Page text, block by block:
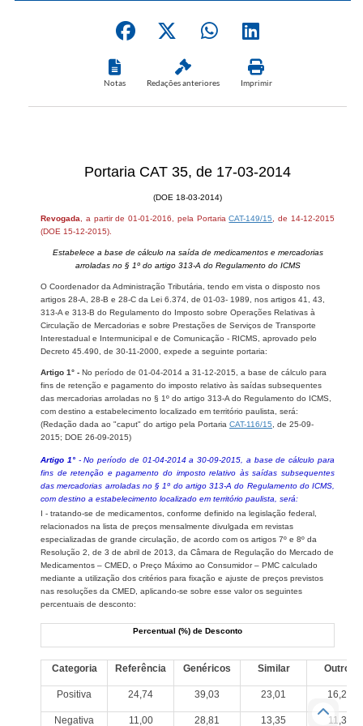
Notas Redações anteriores Imprimir
Portaria CAT 35, de 17-03-2014
(DOE 18-03-2014)
Revogada , a partir de 01-01-2016, pela PortariaCAT-149/15
, de 14-12-2015
(DOE 15-12-2015).
Estabelece a base de cálculo na saída de medicamentos e mercadorias
arroladas no § 1º do artigo 313-A do Regulamento do ICMS
O Coordenador da Administração Tributária, tendo em vista o disposto nos
artigos 28-A, 28-B e 28-C da Lei 6.374, de 01-03- 1989, nos artigos 41, 43,
313-A e 313-B do Regulamento do Imposto sobre Operações Relativas à
Circulação de Mercadorias e sobre Prestações de Serviços de Transporte
Interestadual e Intermunicipal e de Comunicação - RICMS, aprovado pelo
Decreto 45.490, de 30-11-2000, expede a seguinte portaria:
Artigo 1° - No período de 01-04-2014 a 31-12-2015, a base de cálculo para
fins de retenção e pagamento do imposto relativo às saídas subsequentes
das mercadorias arroladas no § 1º do artigo 313-A do Regulamento do ICMS,
com destino a estabelecimento localizado em território paulista, será:
(Redação dada ao "caput" do artigo pela Portaria CAT-116/15 , de 25-09-
2015; DOE 26-09-2015)
Artigo 1° - No período de 01-04-2014 a 30-09-2015, a base de cálculo para
fins de retenção e pagamento do imposto relativo às saídas subsequentes
das mercadorias arroladas no § 1º do artigo 313-A do Regulamento do ICMS,
com destino a estabelecimento localizado em território paulista, será:
I - tratando-se de medicamentos, conforme definido na legislação federal,
relacionados na lista de preços mensalmente divulgada em revistas
especializadas de grande circulação, de acordo com os artigos 7º e 8º da
Resolução 2, de 3 de abril de 2013, da Câmara de Regulação do Mercado de
Medicamentos – CMED, o Preço Máximo ao Consumidor – PMC calculado
mediante a utilização dos critérios para fixação e ajuste de preços previstos
nas resoluções da CMED, aplicando-se sobre esse valor os seguintes
percentuais de desconto:
Percentual (%) de Desconto
Categoria Referência Genéricos Similar Outros
Positiva 24,74 39,03 23,01 16,26
Negativa 11,00 28,81 13,35 11,37